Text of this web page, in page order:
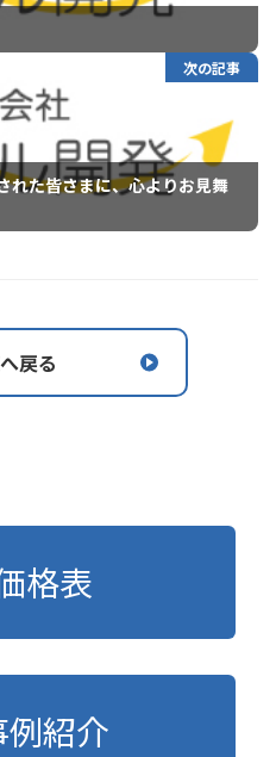
次の記事
れた皆さまに、心よりお見舞
戻る
格表
例紹介